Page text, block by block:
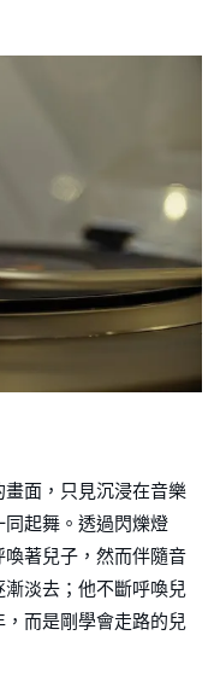
面，只見沉浸在音樂
起舞。透過閃爍燈
著兒子，然而伴隨音
淡去；他不斷呼喚兒
而是剛學會走路的兒